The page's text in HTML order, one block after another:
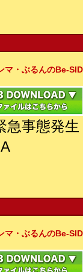
・ぶるんのBe-
急事態発
・ぶるんのBe-